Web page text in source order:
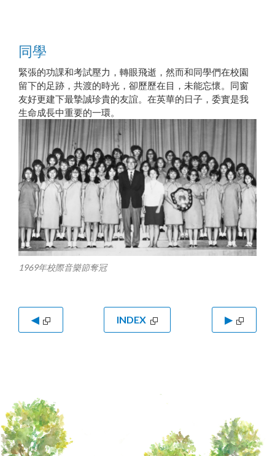
1971年中七同學和工友銀姐（右四）臨別依
依
同學
緊張的功課和考試壓力，轉眼飛逝，然而和同學們在校園
留下的足跡，共渡的時光，卻歷歷在目，未能忘懷。同窗
友好更建下最摯誠珍貴的友誼。在英華的日子，委實是我
生命成長中重要的一環。
1969年校際音樂節奪冠
◀ INDEX ▶